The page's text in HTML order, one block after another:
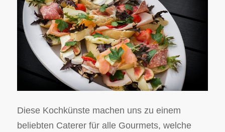
Diese Kochkünste machen uns zu einem
beliebten Caterer für alle Gourmets, welche